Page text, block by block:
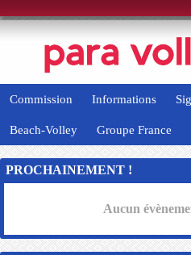
Commission Informations
Beach-Volley Groupe France
PROCHAINEMENT !
Aucun